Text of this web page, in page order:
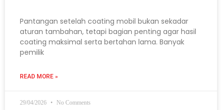
Pantangan setelah coating mobil bukan sekadar
aturan tambahan, tetapi bagian penting agar hasil
coating maksimal serta bertahan lama. Banyak
pemilik
READ MORE »
29/04/2026 No Comments